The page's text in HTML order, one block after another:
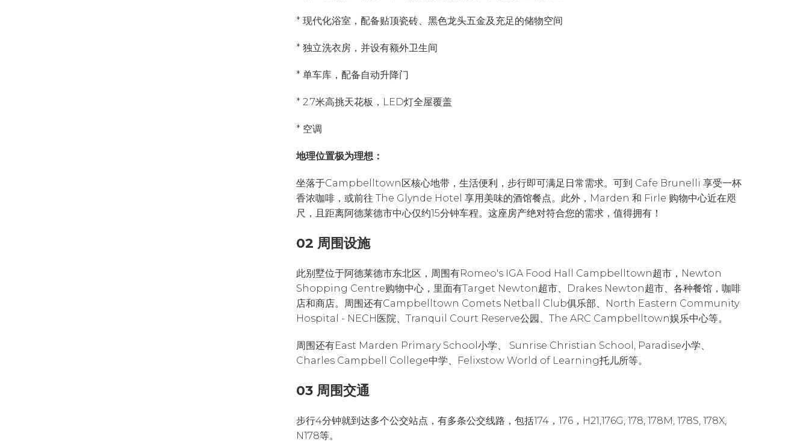
* 现代化浴室，配备贴顶瓷砖、黑色龙头五金及充足的储物空间
* 独立洗衣房，并设有额外卫生间
* 单车库，配备自动升降门
* 2.7米高挑天花板，LED灯全屋覆盖
* 空调
地理位置极为理想：
坐落于Campbelltown区核心地带，生活便利，步行即可满足日常需求。可到 Cafe Brunelli 享受一杯
香浓咖啡，或前往 The Glynde Hotel 享用美味的酒馆餐点。此外，Marden 和 Firle 购物中心近在咫
尺，且距离阿德莱德市中心仅约15分钟车程。这座房产绝对符合您的需求，值得拥有！
02 周围设施
此别墅位于阿德莱德市东北区，周围有Romeo's IGA Food Hall Campbelltown超市，Newton
Shopping Centre购物中心，里面有Target Newton超市、Drakes Newton超市、各种餐馆，咖啡
店和商店。周围还有Campbelltown Comets Netball Club俱乐部、North Eastern Community
Hospital - NECH医院、Tranquil Court Reserve公园、The ARC Campbelltown娱乐中心等。
周围还有East Marden Primary School小学、 Sunrise Christian School, Paradise小学、
Charles Campbell College中学、Felixstow World of Learning托儿所等。
03 周围交通
步行4分钟就到达多个公交站点，有多条公交线路，包括174，176，H21,176G, 178, 178M, 178S, 178X,
N178等。